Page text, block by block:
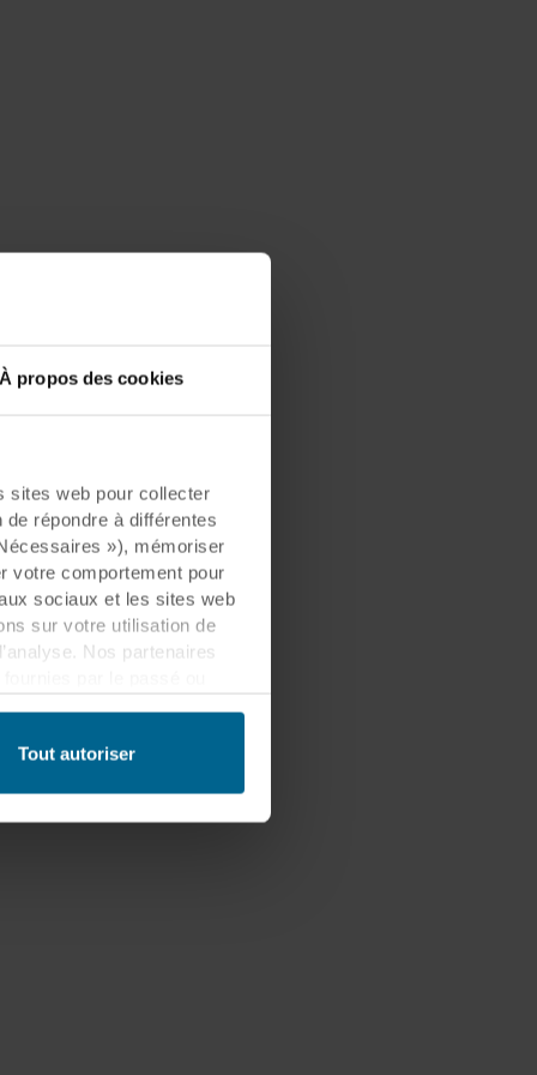
À propos des cookies
sites web pour collecter
répondre à différentes
»), mémoriser
votre comportement pour
sociaux et les sites web
sur votre utilisation de
Nos partenaires
que ce transfert est
partenaires et la durée
fins nos sites web
sur l’icône de cookie
cookies et notre
l’identification de la
Tout autoriser